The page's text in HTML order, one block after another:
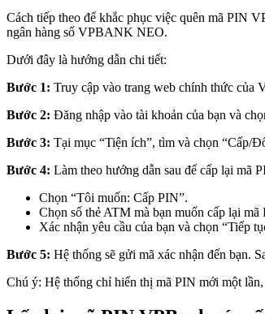
Cách tiếp theo để khắc phục việc quên mã PIN
ngân hàng số VPBANK NEO.
Dưới đây là hướng dẫn chi tiết:
Bước 1: Truy cập vào trang web chính thức của
Bước 2: Đăng nhập vào tài khoản của bạn và
Bước 3: Tại mục “Tiện ích”, tìm và chọn “Cấp/
Bước 4: Làm theo hướng dẫn sau để cấp lại mã
Chọn “Tôi muốn: Cấp PIN”.
Chọn số thẻ ATM mà bạn muốn cấp lại mã
Xác nhận yêu cầu của bạn và chọn “Tiếp
Bước 5: Hệ thống sẽ gửi mã xác nhận đến bạn.
Chú ý: Hệ thống chỉ hiển thị mã PIN mới một